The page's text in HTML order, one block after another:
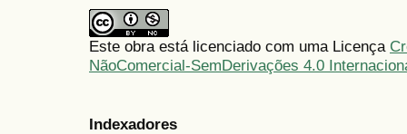
Este obra está licenciado com uma Licença
NãoComercial-SemDerivações 4.0
Indexadores